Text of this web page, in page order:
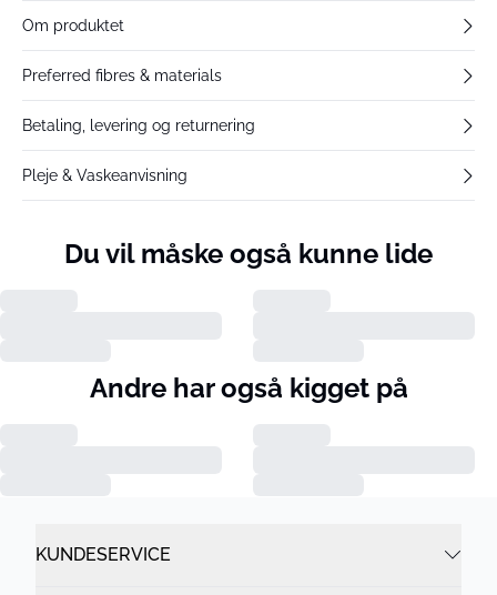
Om produktet
Preferred fibres & materials
Betaling, levering og returnering
Pleje & Vaskeanvisning
Du vil måske også kunne lide
Andre har også kigget på
KUNDESERVICE